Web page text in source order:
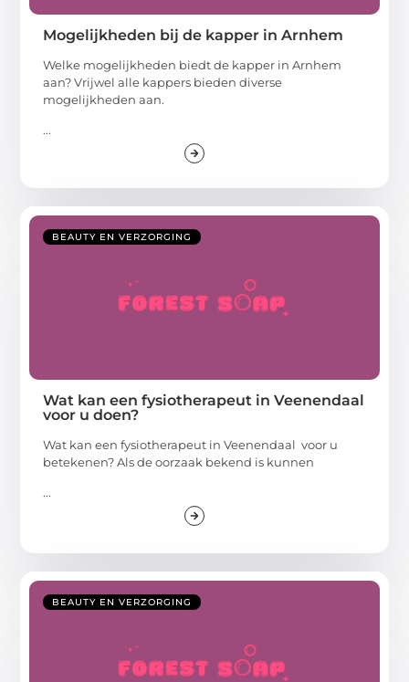
Mogelijkheden bij de kapper in Arnhem
Welke mogelijkheden biedt de kapper in Arnhem
aan? Vrijwel alle kappers bieden diverse
mogelijkheden aan.
...
BEAUTY EN VERZORGING
Wat kan een fysiotherapeut in Veenendaal
voor u doen?
Wat kan een fysiotherapeut in Veenendaal voor u
betekenen? Als de oorzaak bekend is kunnen
...
BEAUTY EN VERZORGING